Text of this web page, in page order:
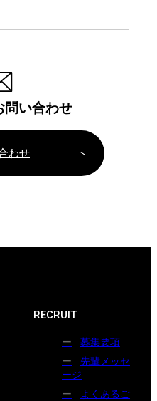
問い合わせ
わせ
RECRUIT
募集要項
先輩メッセ
ージ
よくあるご